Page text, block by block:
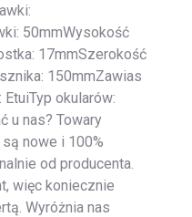
50mmWysokość
17mmSzerokość
150mmZawias
okularów:
u nas? Towary
nowe i 100%
od producenta.
więc koniecznie
Wyróżnia nas